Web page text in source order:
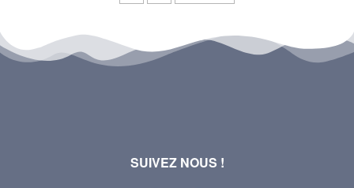
SUIVEZ NOUS !